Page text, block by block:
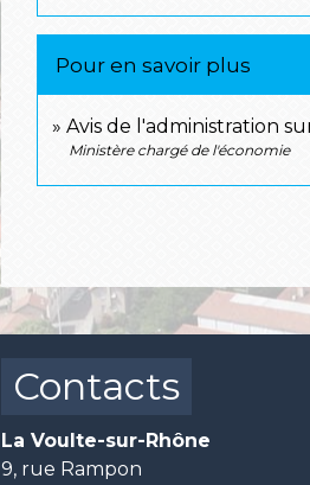
Pour en savoir plus
Avis de l'administration
Ministère chargé de l'économie
Contacts
La Voulte-sur-Rhône
9, rue Rampon